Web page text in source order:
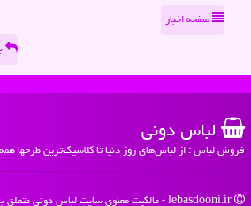
صفحه اخبار
لباس دونی
فروش لباس : از لباس‌های روز دنیا تا کلاسیک‌ترین طرحها